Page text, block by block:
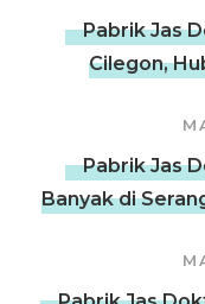
Pabrik Jas
Cilegon,
Pabrik Jas
Banyak di